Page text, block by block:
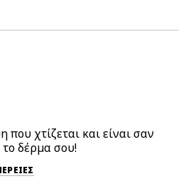
χτίζεται και είναι σαν
δέρμα σου!